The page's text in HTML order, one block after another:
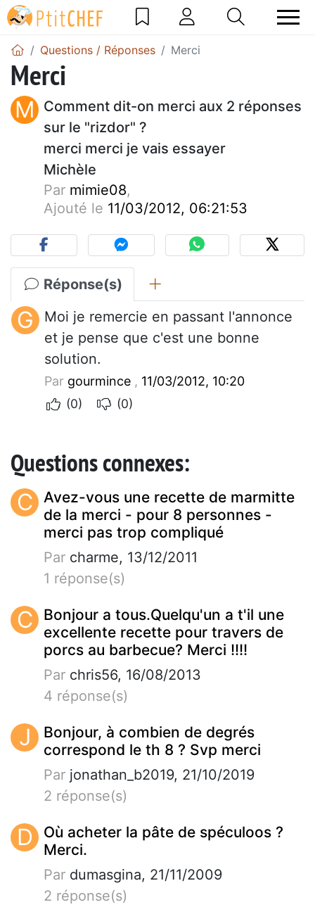
Questions / Réponses Merci
Merci
M Comment dit-on merci aux 2 réponses
sur le "rizdor" ?
merci merci je vais essayer
Michèle
Par mimie08,
Ajouté le 11/03/2012, 06:21:53
Réponse(s)
G
Moi je remercie en passant l'annonce
et je pense que c'est une bonne
solution.
Par gourmince , 11/03/2012, 10:20
(0)
(0)
Questions connexes:
C
Avez-vous une recette de marmitte
de la merci - pour 8 personnes -
merci pas trop compliqué
Par charme, 13/12/2011
1 réponse(s)
C
Bonjour a tous.Quelqu'un a t'il une
excellente recette pour travers de
porcs au barbecue? Merci !!!!
Par chris56, 16/08/2013
4 réponse(s)
J
Bonjour, à combien de degrés
correspond le th 8 ? Svp merci
Par jonathan_b2019, 21/10/2019
2 réponse(s)
D
Où acheter la pâte de spéculoos ?
Merci.
Par dumasgina, 21/11/2009
2 réponse(s)